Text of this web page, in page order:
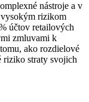
nástroje a v
vysokým rizikom
účtov retailových
zmluvami k
ako rozdielové
straty svojich